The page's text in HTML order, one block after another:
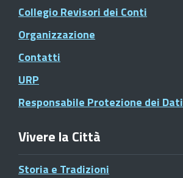
Collegio Revisori dei Conti
Organizzazione
Contatti
URP
Responsabile Protezione dei Dati
Vivere la Città
Storia e Tradizioni